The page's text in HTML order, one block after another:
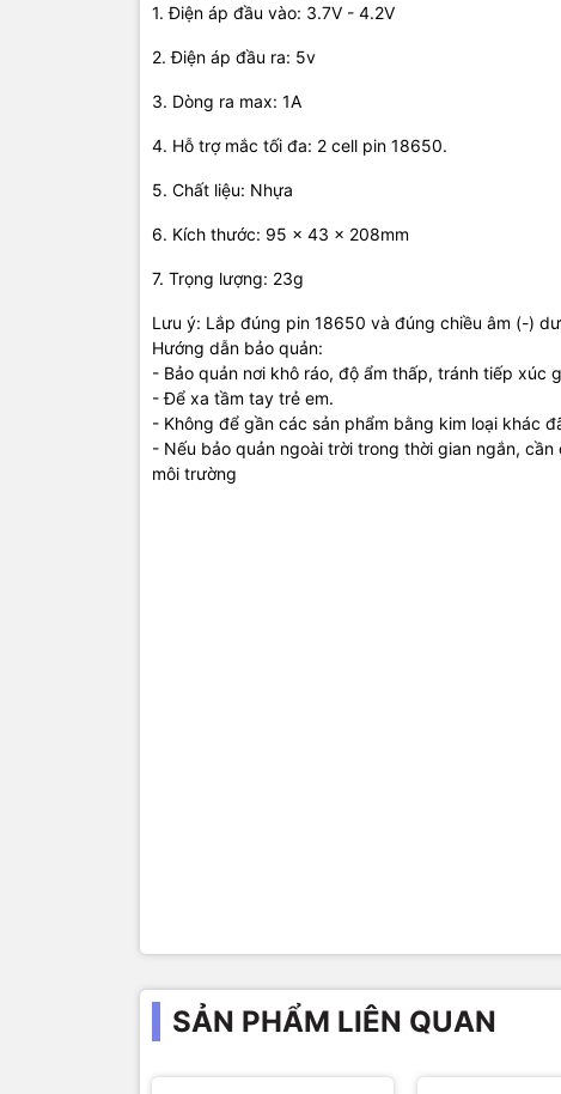
1. Điện áp đầu vào: 3.7V - 4.2V
2. Điện áp đầu ra: 5v
3. Dòng ra max: 1A
4. Hỗ trợ mắc tối đa: 2 cell pin 18650.
5. Chất liệu: Nhựa
6. Kích thước: 95 x 43 x 208mm
7. Trọng lượng: 23g
Lưu ý: Lắp đúng pin 18650 và đúng chiều âm (-)
Hướng dẫn bảo quản:
- Bảo quản nơi khô ráo, độ ẩm thấp, tránh tiếp xúc
- Để xa tầm tay trẻ em.
- Không để gần các sản phẩm bằng kim loại khác
- Nếu bảo quản ngoài trời trong thời gian ngắn,
môi trường
SẢN PHẨM LIÊN QUAN